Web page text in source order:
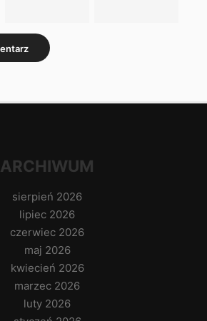
ARCHIWUM
sierpień 2026
lipiec 2026
czerwiec 2026
maj 2026
kwiecień 2026
marzec 2026
luty 2026